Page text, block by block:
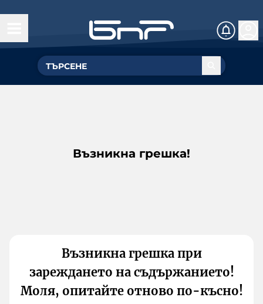
Възникна грешка!
Възникна грешка при
зареждането на съдържанието!
Моля, опитайте отново по-късно!